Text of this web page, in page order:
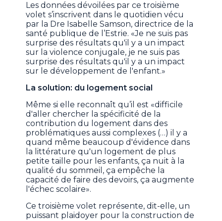
Les données dévoilées par ce troisième
volet s’inscrivent dans le quotidien vécu
par la Dre Isabelle Samson, directrice de la
santé publique de l’Estrie. «Je ne suis pas
surprise des résultats qu'il y a un impact
sur la violence conjugale, je ne suis pas
surprise des résultats qu'il y a un impact
sur le développement de l'enfant.»
La solution: du logement social
Même si elle reconnaît qu’il est «difficile
d'aller chercher la spécificité de la
contribution du logement dans des
problématiques aussi complexes (…) il y a
quand même beaucoup d'évidence dans
la littérature qu'un logement de plus
petite taille pour les enfants, ça nuit à la
qualité du sommeil, ça empêche la
capacité de faire des devoirs, ça augmente
l'échec scolaire».
Ce troisième volet représente, dit-elle, un
puissant plaidoyer pour la construction de